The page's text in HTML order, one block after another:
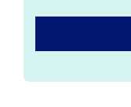
c